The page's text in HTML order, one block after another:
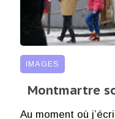
IMAGES
Montmartre
Au moment où